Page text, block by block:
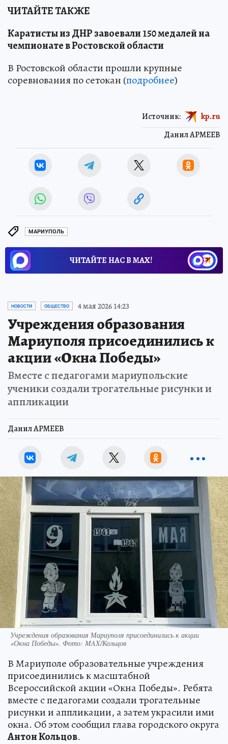
ЧИТАЙТЕ ТАКЖЕ
Каратисты из ДНР завоевали 150 медалей на
чемпионате в Ростовской области
В Ростовской области прошли крупные
соревнования по сетокан (подробнее)
Данил АРМЕЕВ
Источник: kp.ru
МАРИУПОЛЬ
ЧИТАЙТЕ НАС В МАХ!
НОВОСТИ ОБЩЕСТВО 4 мая 2026 14:23
Учреждения образования
Мариуполя присоединились к
акции «Окна Победы»
Вместе с педагогами мариупольские
ученики создали трогательные рисунки и
аппликации
Данил АРМЕЕВ
Учреждения образования Мариуполя присоединились к акции
«Окна Победы». Фото: MAX/Кольцов
В Мариуполе образовательные учреждения
присоединились к масштабной
Всероссийской акции «Окна Победы». Ребята
вместе с педагогами создали трогательные
рисунки и аппликации, а затем украсили ими
окна. Об этом сообщил глава городского округа
Антон Кольцов.